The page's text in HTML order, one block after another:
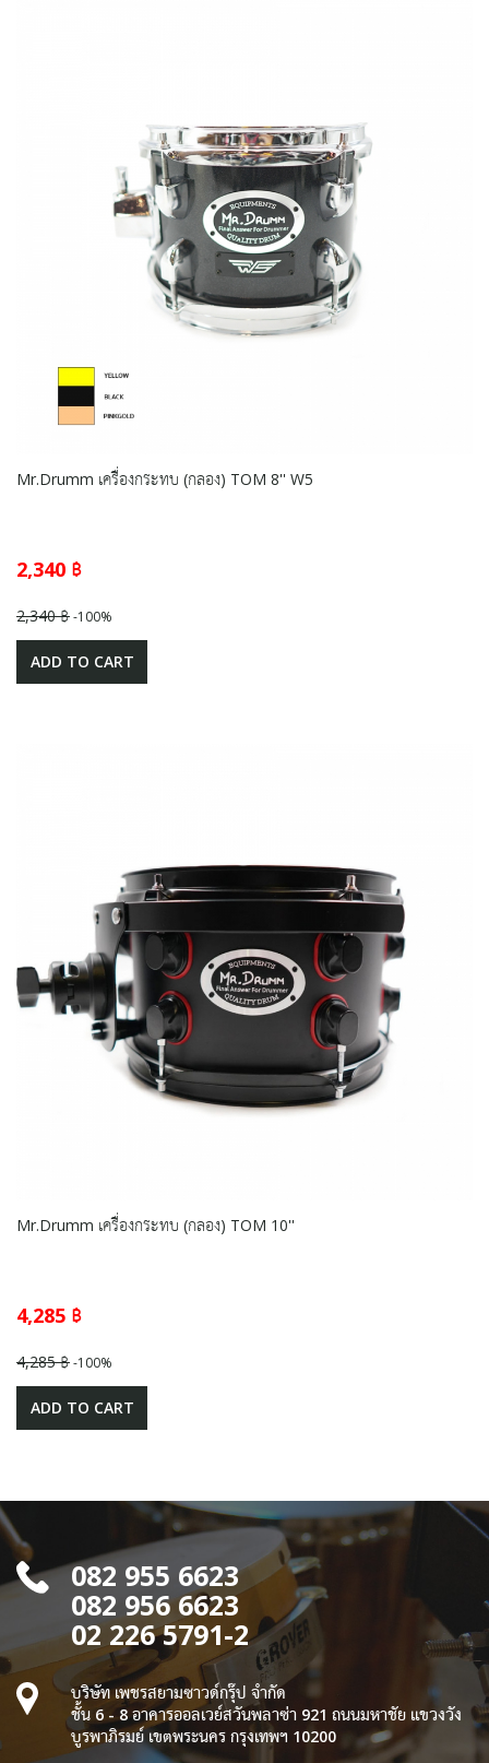
Mr.Drumm เครื่องกระทบ (กลอง) TOM 8'' W5
2,340 ฿
2,340 ฿-100%
ADD TO CART
Mr.Drumm เครื่องกระทบ (กลอง) TOM 10''
4,285 ฿
4,285 ฿-100%
ADD TO CART
082 955 6623
082 956 6623
02 226 5791-2
บริษัท เพชรสยามซาวด์กรุ๊ป จำกัด
ชั้น 6 - 8 อาคารออลเวย์สวันพลาซ่า 921 ถนนมหาชัย แขวงวัง
บูรพาภิรมย์ เขตพระนคร กรุงเทพฯ 10200